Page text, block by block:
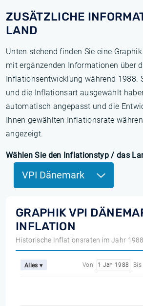
ZUSÄTZLICHE
LAND
Unten stehend finden Sie eine
mit ergänzenden Informationen über
Inflationsentwicklung während 1988.
und die Inflationsart ausgewählt
automatisch angepasst und die
Ihnen gewählten Inflationsrate
angezeigt.
Wählen Sie den Inflationstyp / das
VPI Dänemark
GRAPHIK VPI
INFLATION
Historische Inflationsraten im Jahr 1988
Alles ▾ Von 1 Jan 1988 Bis